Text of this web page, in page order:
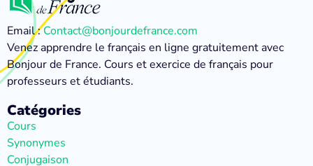
Email :Contact@bonjourdefrance.com
Venez apprendre le français en ligne gratuitement avec
Bonjour de France. Cours et exercice de français pour
professeurs et étudiants.
Catégories
Cours
Synonymes
Conjugaison